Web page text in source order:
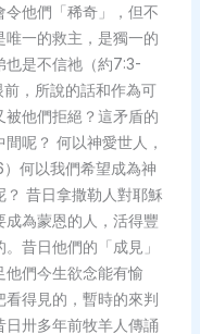
他們「稀奇」，但不
一的救主，是獨一的
也是不信祂（約7:3-
，所說的話和作為可
他們拒絕？這矛盾的
呢？ 何以神愛世人，
何以我們希望成為神
昔日拿撒勒人對耶穌
為蒙恩的人，活得豐
昔日他們的「成見」
們今生欲念能有愉
得見的，暫時的來判
卅多年前牧羊人傳誦